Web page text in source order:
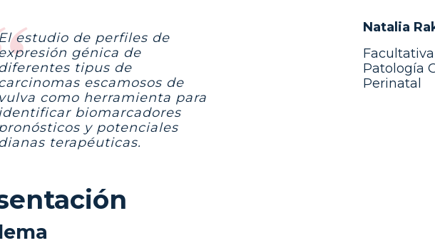
estudio de perfiles de
génica de
tipus de
escamosos de
como herramienta para
biomarcadores
y potenciales
terapéuticas.
Natalia
Patología
Perinatal